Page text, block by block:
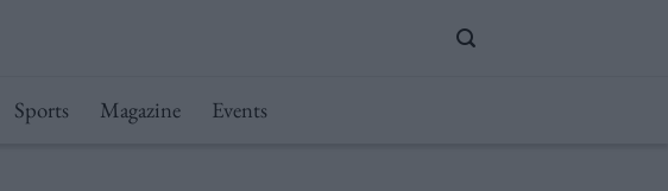
Sports Magazine Events